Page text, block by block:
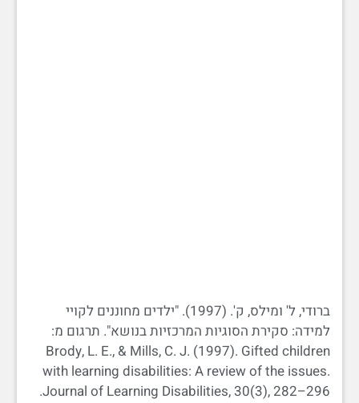
ברודי, ל' ומילס, ק'. (1997). "ילדים מחוננים לקויי
למידה: סקירת הסוגיות המרכזיות בנושא". תרגום מ:
Brody, L. E., & Mills, C. J. (1997). Gifted children
with learning disabilities: A review of the issues.
Journal of Learning Disabilities, 30(3), 282–296.